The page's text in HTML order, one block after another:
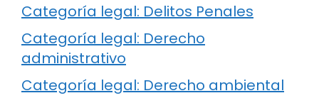
Categoría legal: Delitos Penales
Categoría legal: Derecho
administrativo
Categoría legal: Derecho ambiental